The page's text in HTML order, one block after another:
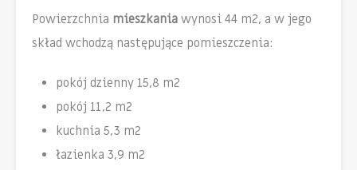
Powierzchnia mieszkania wynosi 44 m2, a w jego
skład wchodzą następujące pomieszczenia:
pokój dzienny 15,8 m2
pokój 11,2 m2
kuchnia 5,3 m2
łazienka 3,9 m2